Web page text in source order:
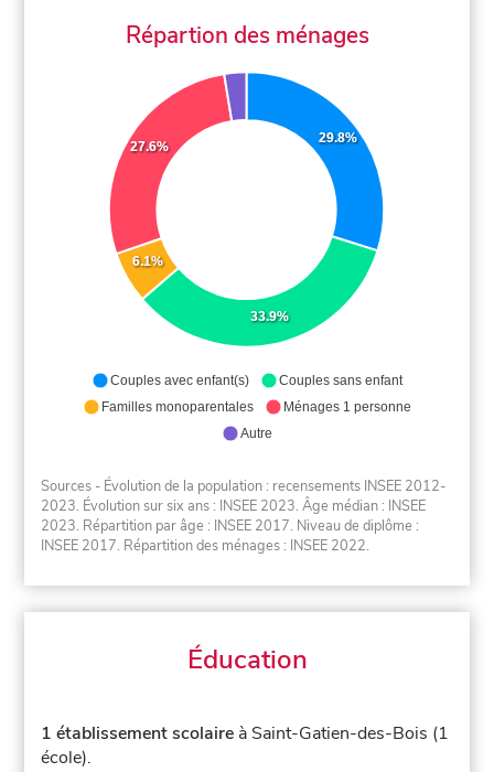
Répartion des ménages
29.8%
33.9%
6.1%
27.6%
Couples avec enfant(s)
Couples sans enfant
Familles monoparentales
Ménages 1 personne
Autre
Sources - Évolution de la population : recensements INSEE 2012-
2023. Évolution sur six ans : INSEE 2023. Âge médian : INSEE
2023. Répartition par âge : INSEE 2017. Niveau de diplôme :
INSEE 2017. Répartition des ménages : INSEE 2022.
Éducation
1 établissement scolaire à Saint-Gatien-des-Bois (1
école).